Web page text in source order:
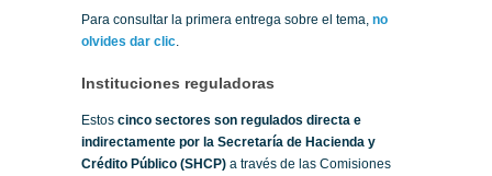
Para consultar la primera entrega sobre el tema, no
olvides dar clic.
Instituciones reguladoras
Estos cinco sectores son regulados directa e
indirectamente por la Secretaría de Hacienda y
Crédito Público (SHCP) a través de las Comisiones